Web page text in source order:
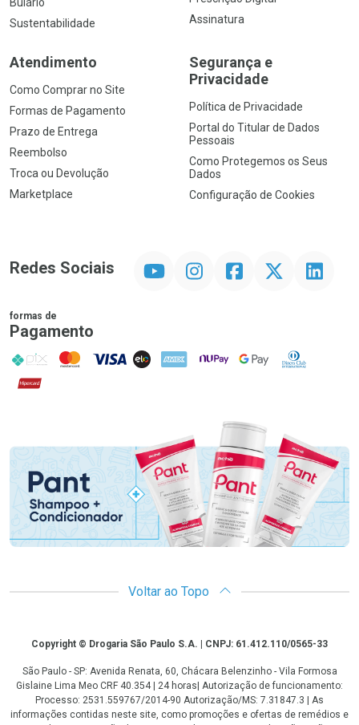
Bulário
Sustentabilidade
Assinatura
Atendimento
Como Comprar no Site
Formas de Pagamento
Prazo de Entrega
Reembolso
Troca ou Devolução
Marketplace
Segurança e
Privacidade
Política de Privacidade
Portal do Titular de Dados
Pessoais
Como Protegemos os Seus
Dados
Configuração de Cookies
Redes Sociais InstagramFacebookTwitter Linkedin
formas de
Pagamento
PIX MasterCard
VISA ELO AMEX NuPay Google PayDiners Club
Hipercard
Promoção em Destaque
Voltar ao Topo
CopyrightCopyright © Drogaria São Paulo S.A. | CNPJ: 61.412.110/0565-33
São Paulo - SP: Avenida Renata, 60, Chácara Belenzinho - Vila Formosa
Gislaine Lima Meo CRF 40.354 | 24 horas| Autorização de funcionamento:
Processo: 2531.559767/2014-90 Autorização/MS: 7.31847.3 | As
informações contidas neste site, como promoções e ofertas de remédios e